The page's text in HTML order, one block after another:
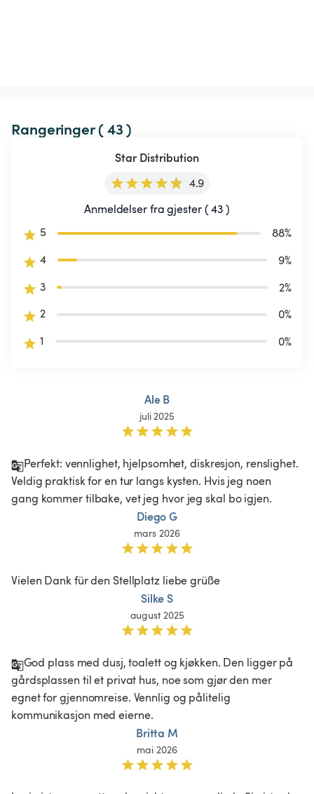
Rangeringer ( 43 )
Star Distribution
4.9
Anmeldelser fra gjester ( 43 )
5
88%
4
9%
3
2%
2
0%
1
0%
Ale B
juli 2025
Perfekt: vennlighet, hjelpsomhet, diskresjon, renslighet.
Veldig praktisk for en tur langs kysten. Hvis jeg noen
gang kommer tilbake, vet jeg hvor jeg skal bo igjen.
Diego G
mars 2026
Vielen Dank für den Stellplatz liebe grüße
Silke S
august 2025
God plass med dusj, toalett og kjøkken. Den ligger på
gårdsplassen til et privat hus, noe som gjør den mer
egnet for gjennomreise. Vennlig og pålitelig
kommunikasjon med eierne.
Britta M
mai 2026